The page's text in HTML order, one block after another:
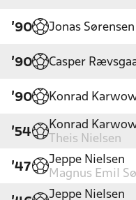
'90 Jonas Sørensen
'90 Casper
'90 Konrad
'54
Konrad
Theis Nielsen
'47
Jeppe Nielsen
Magnus Emil
Jeppe Nielsen